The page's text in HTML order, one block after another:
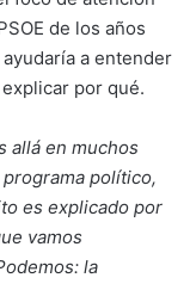
de los años
a entender
por qué.
allá en muchos
político,
es explicado por
vamos
la